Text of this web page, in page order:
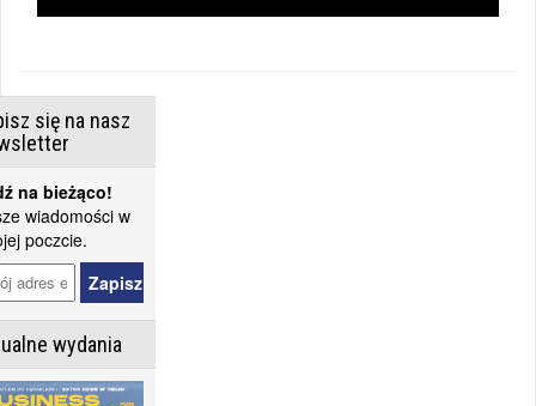
się na nasz
na bieżąco!
wiadomości w
poczcie.
wydania